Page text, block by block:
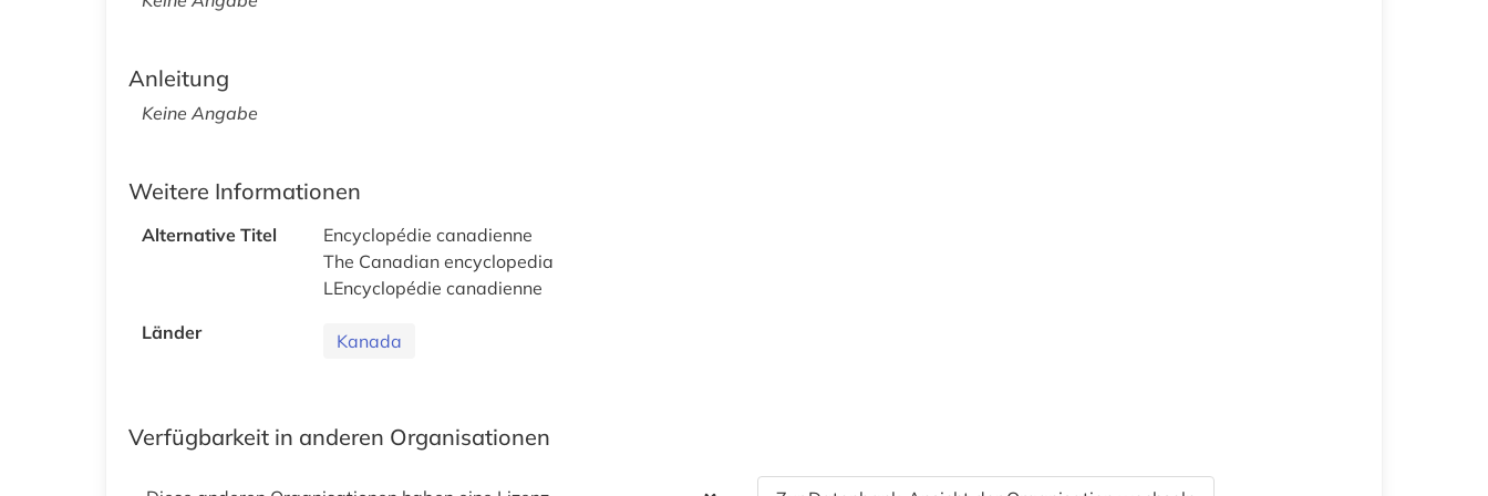
Anleitung
Keine Angabe
Weitere Informationen
Alternative Titel
Encyclopédie canadienne
The Canadian encyclopedia
LEncyclopédie canadienne
Länder
Kanada
Verfügbarkeit in anderen Organisationen